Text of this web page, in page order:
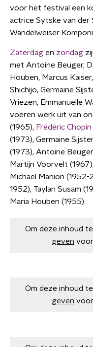
voor het festival een
actrice Sytske van der
Wandelweiser
Zaterdag en zondag
met Antoine Beuger,
Houben, Marcus
Shichijo, Germaine
Vriezen, Emmanuelle
voeren werk uit van
(1965), Frédéric Chopin
(1973), Germaine
(1973), Antoine
Martijn Voorvelt
Michael Manion
1952), Taylan Susam
Maria Houben (1955).
Om deze inhoud
geven voor
Om deze inhoud
geven voor